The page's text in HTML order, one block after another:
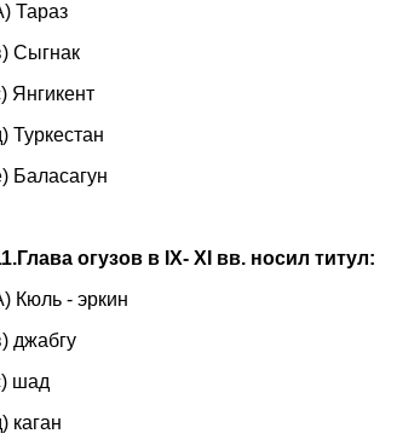
Тараз
Сыгнак
Янгикент
Туркестан
Баласагун
Глава огузов в Х- Х вв. носил титул:
Кюль - эркин
джабгу
шад
каган